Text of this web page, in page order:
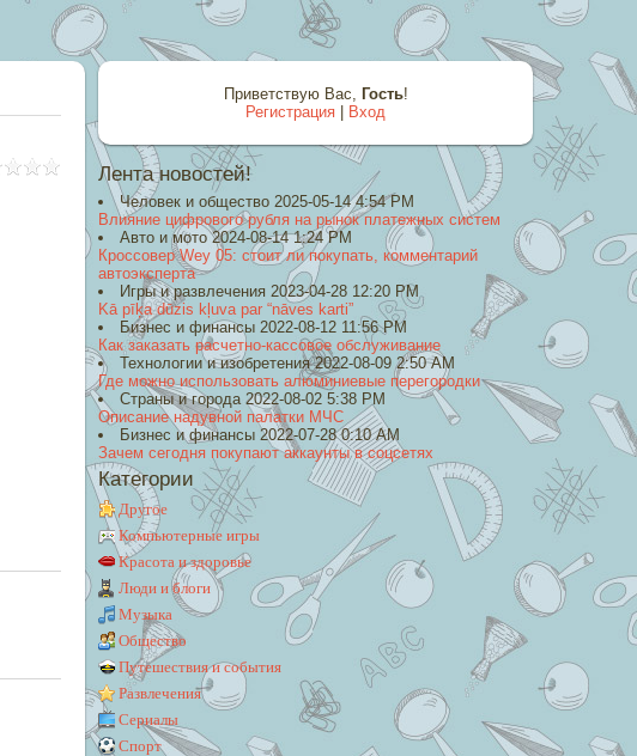
Приветствую Вас, Гость!
Регистрация
Вход
Лента новостей!
Человек и общество 2025-05-14 4:54 PM
Влияние цифрового рубля на рынок платежных систем
Авто и мото 2024-08-14 1:24 PM
Кроссовер Wey 05: стоит ли покупать, комментарий
автоэксперта
Игры и развлечения 2023-04-28 12:20 PM
Kā pīķa dūzis kļuva par “nāves karti”
Бизнес и финансы 2022-08-12 11:56 PM
Как заказать расчетно-кассовое обслуживание
Технологии и изобретения 2022-08-09 2:50 AM
Где можно использовать алюминиевые перегородки
Страны и города 2022-08-02 5:38 PM
Описание надувной палатки МЧС
Бизнес и финансы 2022-07-28 0:10 AM
Зачем сегодня покупают аккаунты в соцсетях
Категории
Другое
Компьютерные игры
Красота и здоровье
Люди и блоги
Музыка
Общество
Путешествия и события
Развлечения
Сериалы
Спорт